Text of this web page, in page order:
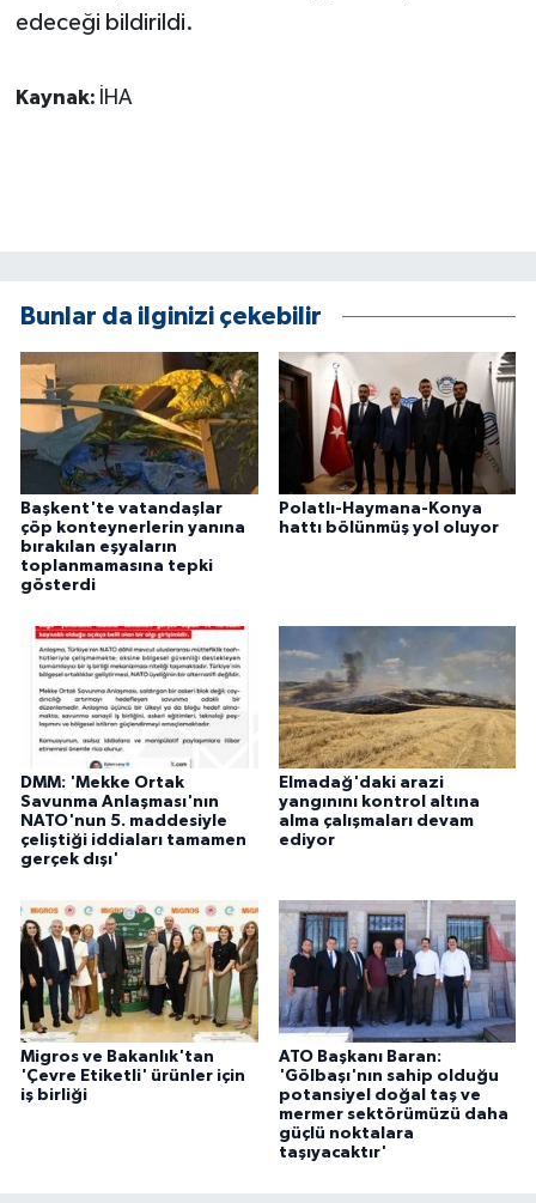
edeceği bildirildi.
Kaynak: İHA
Bunlar da ilginizi çekebilir
Başkent'te vatandaşlar
çöp konteynerlerin yanına
bırakılan eşyaların
toplanmamasına tepki
gösterdi
Polatlı-Haymana-Konya
hattı bölünmüş yol oluyor
DMM: 'Mekke Ortak
Savunma Anlaşması'nın
NATO'nun 5. maddesiyle
çeliştiği iddiaları tamamen
gerçek dışı'
Elmadağ'daki arazi
yangınını kontrol altına
alma çalışmaları devam
ediyor
Migros ve Bakanlık'tan
'Çevre Etiketli' ürünler için
iş birliği
ATO Başkanı Baran:
'Gölbaşı'nın sahip olduğu
potansiyel doğal taş ve
mermer sektörümüzü daha
güçlü noktalara
taşıyacaktır'
TEKNOLOJİ
Turizm
Yerel Haberler